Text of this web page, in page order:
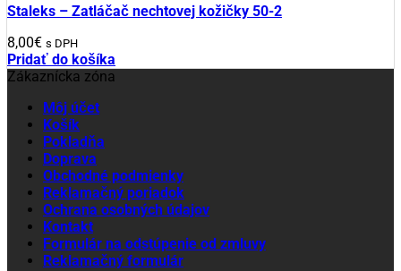
Staleks – Zatláčač nechtovej kožičky 50-2
8,00€ s DPH
Pridať do košíka
Zákaznícka zóna
Môj účet
Košík
Pokladňa
Doprava
Obchodné podmienky
Reklamačný poriadok
Ochrana osobných údajov
Kontakt
Formulár na odstúpenie od zmluvy
Reklamačný formulár